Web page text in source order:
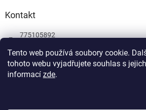
Tento web používá soubory cookie.
tohoto webu vyjadřujete souhlas s
informací zde.
Kontakt
775105892
775105892
Facebook
wombatgamescz